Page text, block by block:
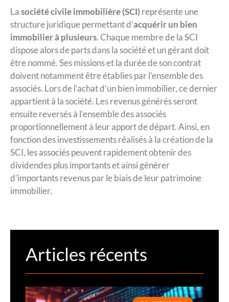
Lasociété civile immobilière (SCI)représente une
structure juridique permettant d’acquérir un bien
immobilier à plusieurs. Chaque membre de la SCI
dispose alors de parts dans la société et un gérant doit
être nommé. Ses missions et la durée de son contrat
doivent notamment être établies par l’ensemble des
associés. Lors de l’achat d’un bien immobilier, ce dernier
appartient à la société. Les revenus générés seront
ensuite reversés à l’ensemble des associés
proportionnellement à leur apport de départ. Ainsi, en
fonction des investissements réalisés à la création de la
SCI, les associés peuvent rapidement obtenir des
dividendes plus importants et ainsi générer
d’importants revenus par le biais de leur patrimoine
immobilier.
Articles récents